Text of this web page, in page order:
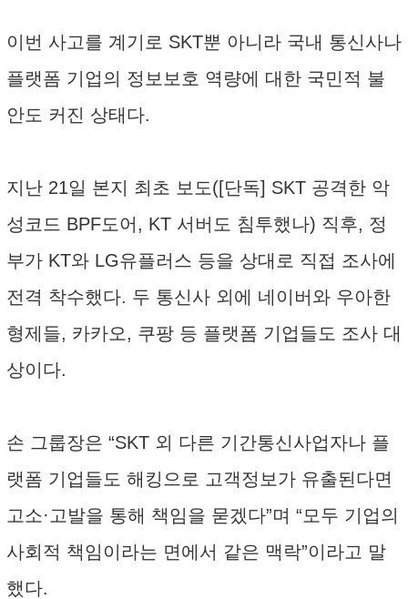
이번 사고를 계기로 SKT뿐 아니라 국내 통신사나
플랫폼 기업의 정보보호 역량에 대한 국민적 불
안도 커진 상태다.
지난 21일 본지 최초 보도([단독] SKT 공격한 악
성코드 BPF도어, KT 서버도 침투했나) 직후, 정
부가 KT와 LG유플러스 등을 상대로 직접 조사에
전격 착수했다. 두 통신사 외에 네이버와 우아한
형제들, 카카오, 쿠팡 등 플랫폼 기업들도 조사 대
상이다.
손 그룹장은 “SKT 외 다른 기간통신사업자나 플
랫폼 기업들도 해킹으로 고객정보가 유출된다면
고소·고발을 통해 책임을 묻겠다”며 “모두 기업의
사회적 책임이라는 면에서 같은 맥락”이라고 말
했다.